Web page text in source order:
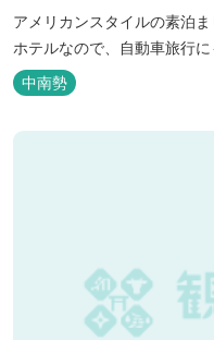
アメリカンスタイルの素泊
ホテルなので、自動車旅行に
中南勢